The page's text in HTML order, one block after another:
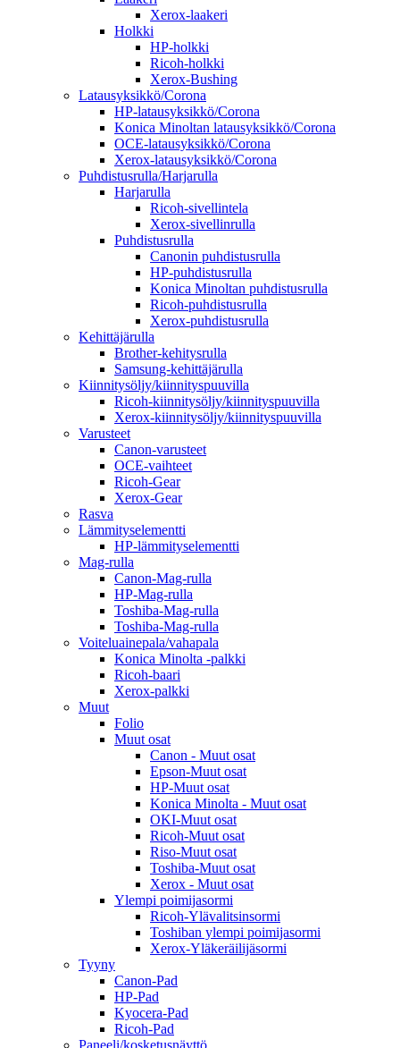
Xerox-laakeri
Holkki
HP-holkki
Ricoh-holkki
Xerox-Bushing
Latausyksikkö/Corona
HP-latausyksikkö/Corona
Konica Minoltan latausyksikkö/Corona
OCE-latausyksikkö/Corona
Xerox-latausyksikkö/Corona
Puhdistusrulla/Harjarulla
Harjarulla
Ricoh-sivellintela
Xerox-sivellinrulla
Puhdistusrulla
Canonin puhdistusrulla
HP-puhdistusrulla
Konica Minoltan puhdistusrulla
Ricoh-puhdistusrulla
Xerox-puhdistusrulla
Kehittäjärulla
Brother-kehitysrulla
Samsung-kehittäjärulla
Kiinnitysöljy/kiinnityspuuvilla
Ricoh-kiinnitysöljy/kiinnityspuuvilla
Xerox-kiinnitysöljy/kiinnityspuuvilla
Varusteet
Canon-varusteet
OCE-vaihteet
Ricoh-Gear
Xerox-Gear
Rasva
Lämmityselementti
HP-lämmityselementti
Mag-rulla
Canon-Mag-rulla
HP-Mag-rulla
Toshiba-Mag-rulla
Toshiba-Mag-rulla
Voiteluainepala/vahapala
Konica Minolta -palkki
Ricoh-baari
Xerox-palkki
Muut
Folio
Muut osat
Canon - Muut osat
Epson-Muut osat
HP-Muut osat
Konica Minolta - Muut osat
OKI-Muut osat
Ricoh-Muut osat
Riso-Muut osat
Toshiba-Muut osat
Xerox - Muut osat
Ylempi poimijasormi
Ricoh-Ylävalitsinsormi
Toshiban ylempi poimijasormi
Xerox-Yläkeräilijäsormi
Tyyny
Canon-Pad
HP-Pad
Kyocera-Pad
Ricoh-Pad
Paneeli/kosketusnäyttö